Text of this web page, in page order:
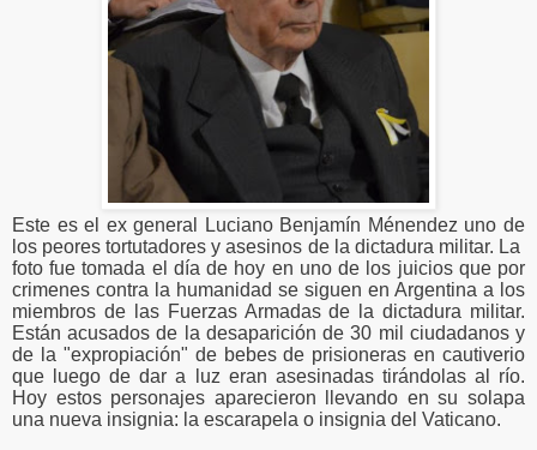
Este es el ex general Luciano Benjamín Ménendez uno de
los peores tortutadores y asesinos de la dictadura militar. La
foto fue tomada el día de hoy en uno de los juicios que por
crimenes contra la humanidad se siguen en Argentina a los
miembros de las Fuerzas Armadas de la dictadura militar.
Están acusados de la desaparición de 30 mil ciudadanos y
de la "expropiación" de bebes de prisioneras en cautiverio
que luego de dar a luz eran asesinadas tirándolas al río.
Hoy estos personajes aparecieron llevando en su solapa
una nueva insignia: la escarapela o insignia del Vaticano.